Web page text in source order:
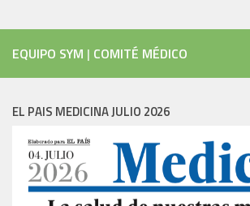
EQUIPO SYM | COMITÉ MÉDICO
EL PAIS MEDICINA JULIO 2026